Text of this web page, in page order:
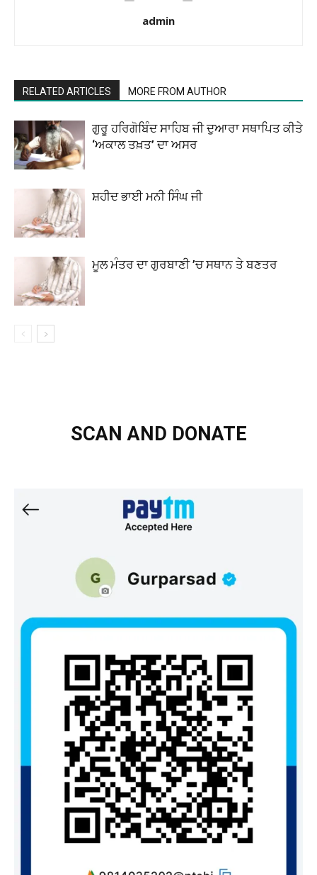
admin
RELATED ARTICLES MORE FROM AUTHOR
ਗੁਰੂ ਹਰਿਗੋਬਿੰਦ ਸਾਹਿਬ ਜੀ ਦੁਆਰਾ ਸਥਾਪਿਤ ਕੀਤੇ
‘ਅਕਾਲ ਤਖ਼ਤ’ ਦਾ ਅਸਰ
ਸ਼ਹੀਦ ਭਾਈ ਮਨੀ ਸਿੰਘ ਜੀ
ਮੂਲ ਮੰਤਰ ਦਾ ਗੁਰਬਾਣੀ ’ਚ ਸਥਾਨ ਤੇ ਬਣਤਰ
SCAN AND DONATE